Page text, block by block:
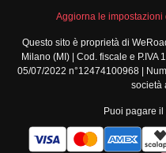
Viaggi di gruppo Sud
America
Viaggi di gruppo Africa
Viaggi di gruppo Medio
Viaggi di gruppo Asia
Viaggi di gruppo Europa
Aggiorna le
Questo sito è proprietà di
Milano (MI) | Cod. fiscale e
05/07/2022 n°12474100968 |
società
Puoi pagare il